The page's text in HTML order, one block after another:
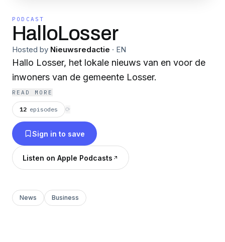
PODCAST
HalloLosser
Hosted by Nieuwsredactie · EN
Hallo Losser, het lokale nieuws van en voor de
inwoners van de gemeente Losser.
READ MORE
12 episodes ⟳
Sign in to save
Listen on Apple Podcasts
News Business